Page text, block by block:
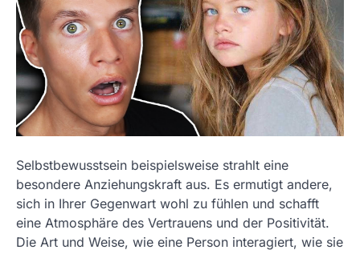
Selbstbewusstsein beispielsweise strahlt eine
besondere Anziehungskraft aus. Es ermutigt andere,
sich in Ihrer Gegenwart wohl zu fühlen und schafft
eine Atmosphäre des Vertrauens und der Positivität.
Die Art und Weise, wie eine Person interagiert, wie sie